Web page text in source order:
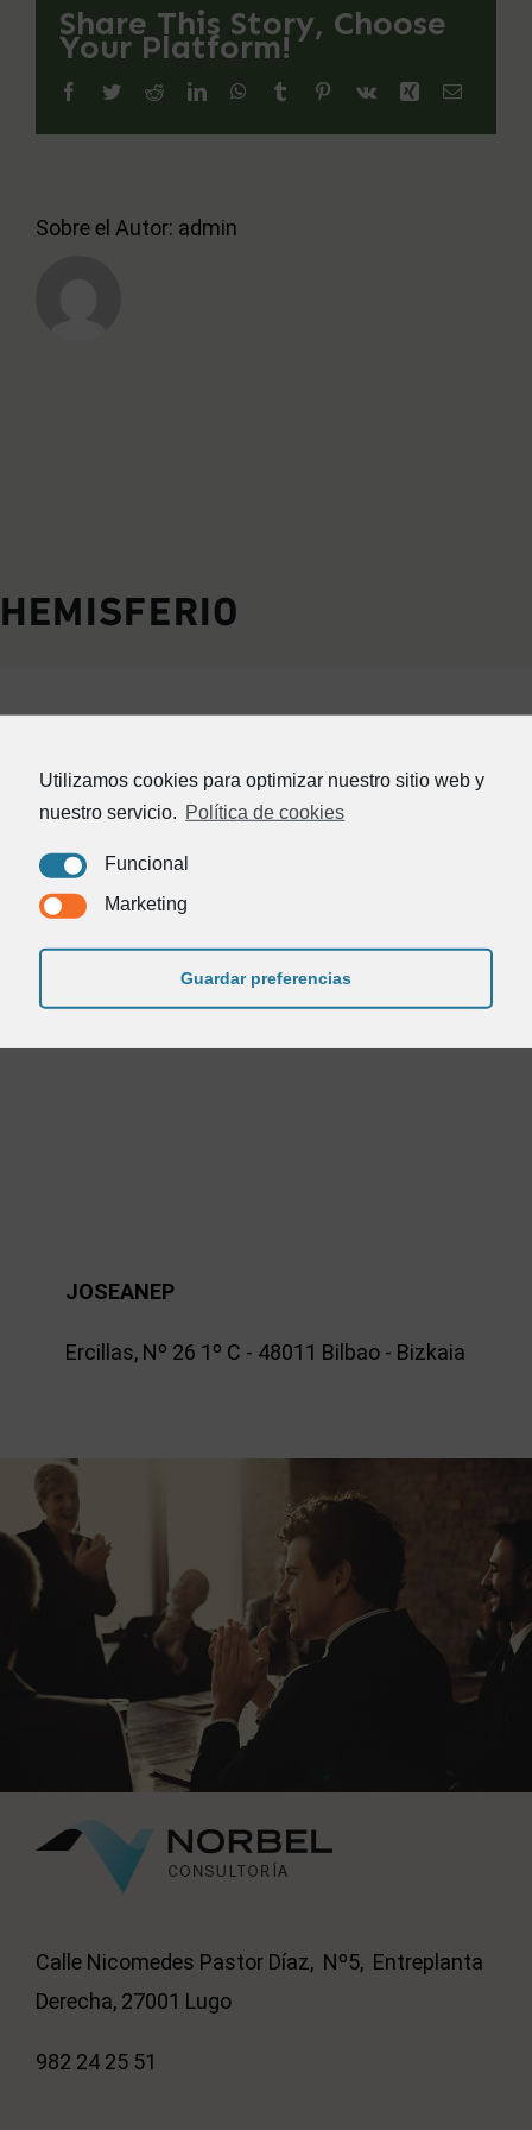
Utilizamos cookies para optimizar nuestro sitio web y
nuestro servicio. Política de cookies
Funcional
Marketing
Guardar preferencias
acordo@acordo.es
Share This Story, Choose
Your Platform!
Facebook
TwitterRedditLinkedInWhatsApp
Tumblr Pinterest
Vk Xing Correo
Sobre el Autor: admin
Inicio Quienes somos
JOSEANEP
Ercillas, Nº 26 1º C - 48011 Bilbao - Bizkaia
Calle Nicomedes Pastor Díaz, Nº5, Entreplanta
Derecha, 27001 Lugo
982 24 25 51